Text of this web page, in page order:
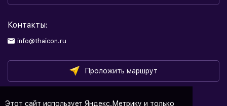
Этот сайт использует Яндекс.Метрику и только
Контакты:
info@thaicon.ru
Проложить маршрут